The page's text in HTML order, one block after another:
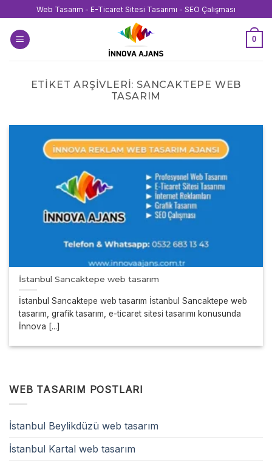
atla
Web Tasarım - E-Ticaret Sitesi Tasarımı - SEO Çalışması
0
ETIKET ARŞIVLERI: SANCAKTEPE WEB
TASARIM
İstanbul Sancaktepe web tasarım
İstanbul Sancaktepe web tasarım İstanbul Sancaktepe web
tasarım, grafik tasarım, e-ticaret sitesi tasarımı konusunda
İnnova [...]
WEB TASARIM POSTLARI
İstanbul Beylikdüzü web tasarım
İstanbul Kartal web tasarım